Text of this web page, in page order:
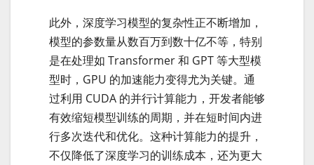
此外，深度学习模型的复杂性正不断增加，
模型的参数量从数百万到数十亿不等，特别
是在处理如 Transformer 和 GPT 等大型模
型时，GPU 的加速能力变得尤为关键。通
过利用 CUDA 的并行计算能力，开发者能够
有效缩短模型训练的周期，并在短时间内进
行多次迭代和优化。这种计算能力的提升，
不仅降低了深度学习的训练成本，还为更大